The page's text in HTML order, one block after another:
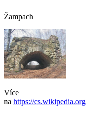
Žampach
Více
na https://